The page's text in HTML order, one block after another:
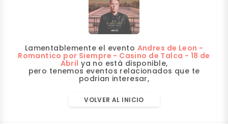
Lamentablemente el evento Andres de Leon -
Romantico por Siempre - Casino de Talca - 18 de
Abril ya no está disponible,
pero tenemos eventos relacionados que te
podrian interesar,
VOLVER AL INICIO